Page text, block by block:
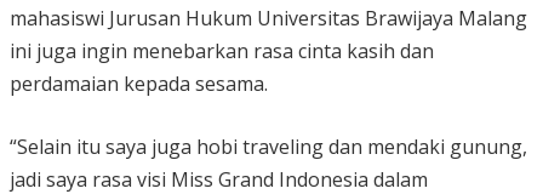
mahasiswi Jurusan Hukum Universitas Brawijaya Malang
ini juga ingin menebarkan rasa cinta kasih dan
perdamaian kepada sesama.
“Selain itu saya juga hobi traveling dan mendaki gunung,
jadi saya rasa visi Miss Grand Indonesia dalam